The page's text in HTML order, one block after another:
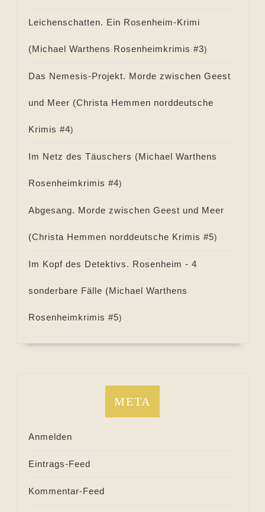
Leichenschatten. Ein Rosenheim-Krimi
(Michael Warthens Rosenheimkrimis #3)
Das Nemesis-Projekt. Morde zwischen Geest
und Meer (Christa Hemmen norddeutsche
Krimis #4)
Im Netz des Täuschers (Michael Warthens
Rosenheimkrimis #4)
Abgesang. Morde zwischen Geest und Meer
(Christa Hemmen norddeutsche Krimis #5)
Im Kopf des Detektivs. Rosenheim - 4
sonderbare Fälle (Michael Warthens
Rosenheimkrimis #5)
META
Anmelden
Eintrags-Feed
Kommentar-Feed